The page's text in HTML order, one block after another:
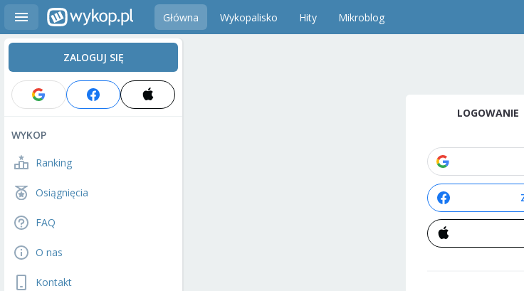
Główna Wykopalisko Hity Mikroblog
ZALOGUJ SIĘ
WYKOP
Ranking
Osiągnięcia
FAQ
O nas
Kontakt
LOGOWANIE